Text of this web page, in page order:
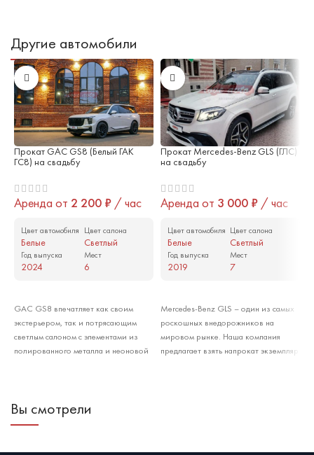
Другие автомобили
Прокат GAC GS8 (Белый ГАК
ГС8) на свадьбу
Аренда от 2 200 ₽ / час
Цвет автомобиля
Белые
Цвет салона
Светлый
Год выпуска
2024
Мест
6
GAC GS8 впечатляет как своим
экстерьером, так и потрясающим
светлым салоном с элементами из
полированного металла и неоновой
размерами, мощностью и роскошью
- возможно, GS8 будет для вас
Прокат Mercedes-Benz GLS (ГЛС)
на свадьбу
Аренда от 3 000 ₽/ час
Цвет автомобиля
Белые
Цвет салона
Светлый
Год выпуска
2019
Мест
7
Mercedes-Benz GLS – один из самых
роскошных внедорожников на
мировом рынке. Наша компания
предлагает взять напрокат экземпляр
Вы смотрели